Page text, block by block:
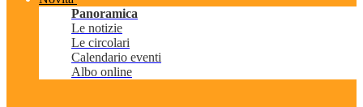
Panoramica
Le notizie
Le circolari
Calendario eventi
Albo online